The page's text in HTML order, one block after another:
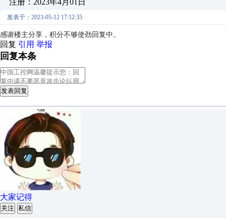
注册：2023年4月01日
发表于：2023-05-12 17:12:35
感谢楼主分享，积分不够使劲回复中。
回复 引用 举报
回复本条
发表回复
大家记得
关注 私信